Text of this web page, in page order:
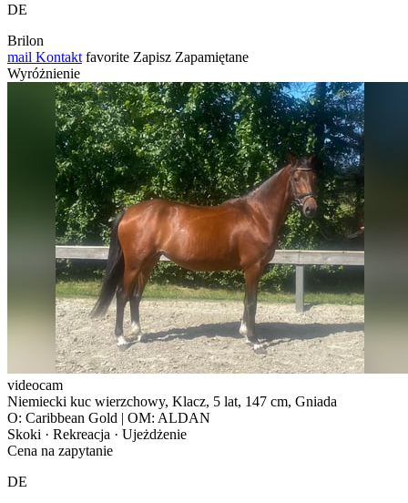
DE
Brilon
mail Kontakt favorite Zapisz Zapamiętane
Wyróżnienie
videocam
Niemiecki kuc wierzchowy, Klacz, 5 lat, 147 cm, Gniada
O: Caribbean Gold | OM: ALDAN
Skoki · Rekreacja · Ujeżdżenie
Cena na zapytanie
DE